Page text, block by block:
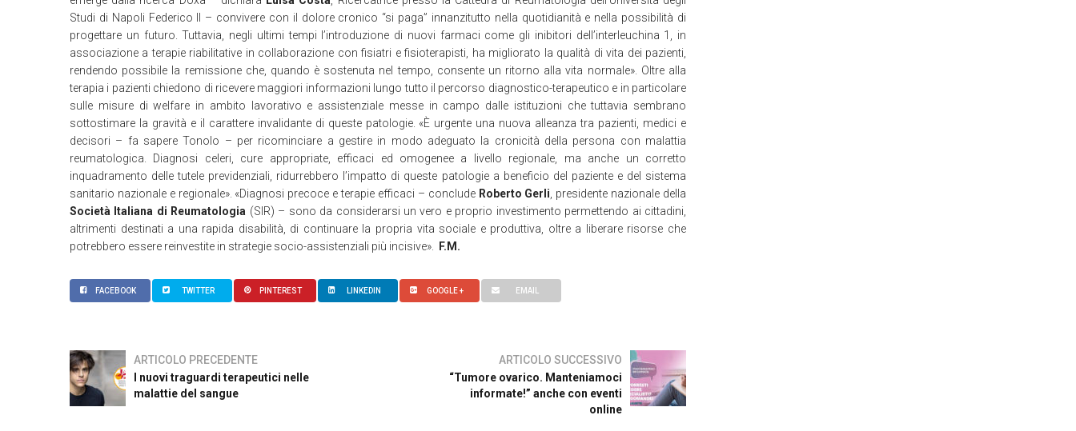
Studi di Napoli Federico II – convivere con il dolore cronico “si paga” innanzitutto nella quotidianità e nella possibilità di
progettare un futuro. Tuttavia, negli ultimi tempi l’introduzione di nuovi farmaci come gli inibitori dell’interleuchina 1, in
associazione a terapie riabilitative in collaborazione con fisiatri e fisioterapisti, ha migliorato la qualità di vita dei pazienti,
rendendo possibile la remissione che, quando è sostenuta nel tempo, consente un ritorno alla vita normale». Oltre alla
terapia i pazienti chiedono di ricevere maggiori informazioni lungo tutto il percorso diagnostico-terapeutico e in particolare
sulle misure di welfare in ambito lavorativo e assistenziale messe in campo dalle istituzioni che tuttavia sembrano
sottostimare la gravità e il carattere invalidante di queste patologie. «È urgente una nuova alleanza tra pazienti, medici e
decisori – fa sapere Tonolo – per ricominciare a gestire in modo adeguato la cronicità della persona con malattia
reumatologica. Diagnosi celeri, cure appropriate, efficaci ed omogenee a livello regionale, ma anche un corretto
inquadramento delle tutele previdenziali, ridurrebbero l’impatto di queste patologie a beneficio del paziente e del sistema
sanitario nazionale e regionale». «Diagnosi precoce e terapie efficaci – conclude Roberto Gerli , presidente nazionale della
Società Italiana di Reumatologia (SIR) – sono da considerarsi un vero e proprio investimento permettendo ai cittadini,
altrimenti destinati a una rapida disabilità, di continuare la propria vita sociale e produttiva, oltre a liberare risorse che
potrebbero essere reinvestite in strategie socio-assistenziali più incisive».
F.M.
FACEBOOK TWITTER PINTEREST LINKEDIN GOOGLE + EMAIL
ARTICOLO PRECEDENTE
I nuovi traguardi terapeutici nelle
malattie del sangue
ARTICOLO SUCCESSIVO
“Tumore ovarico. Manteniamoci
informate!” anche con eventi
online